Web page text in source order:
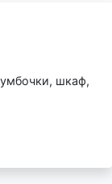
шкаф,